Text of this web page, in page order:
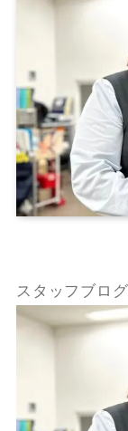
スタッフブロ